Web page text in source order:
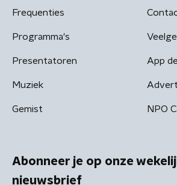
Frequenties
Programma's
Presentatoren
Muziek
Gemist
App
NPO
Abonneer je op onze
nieuwsbrief